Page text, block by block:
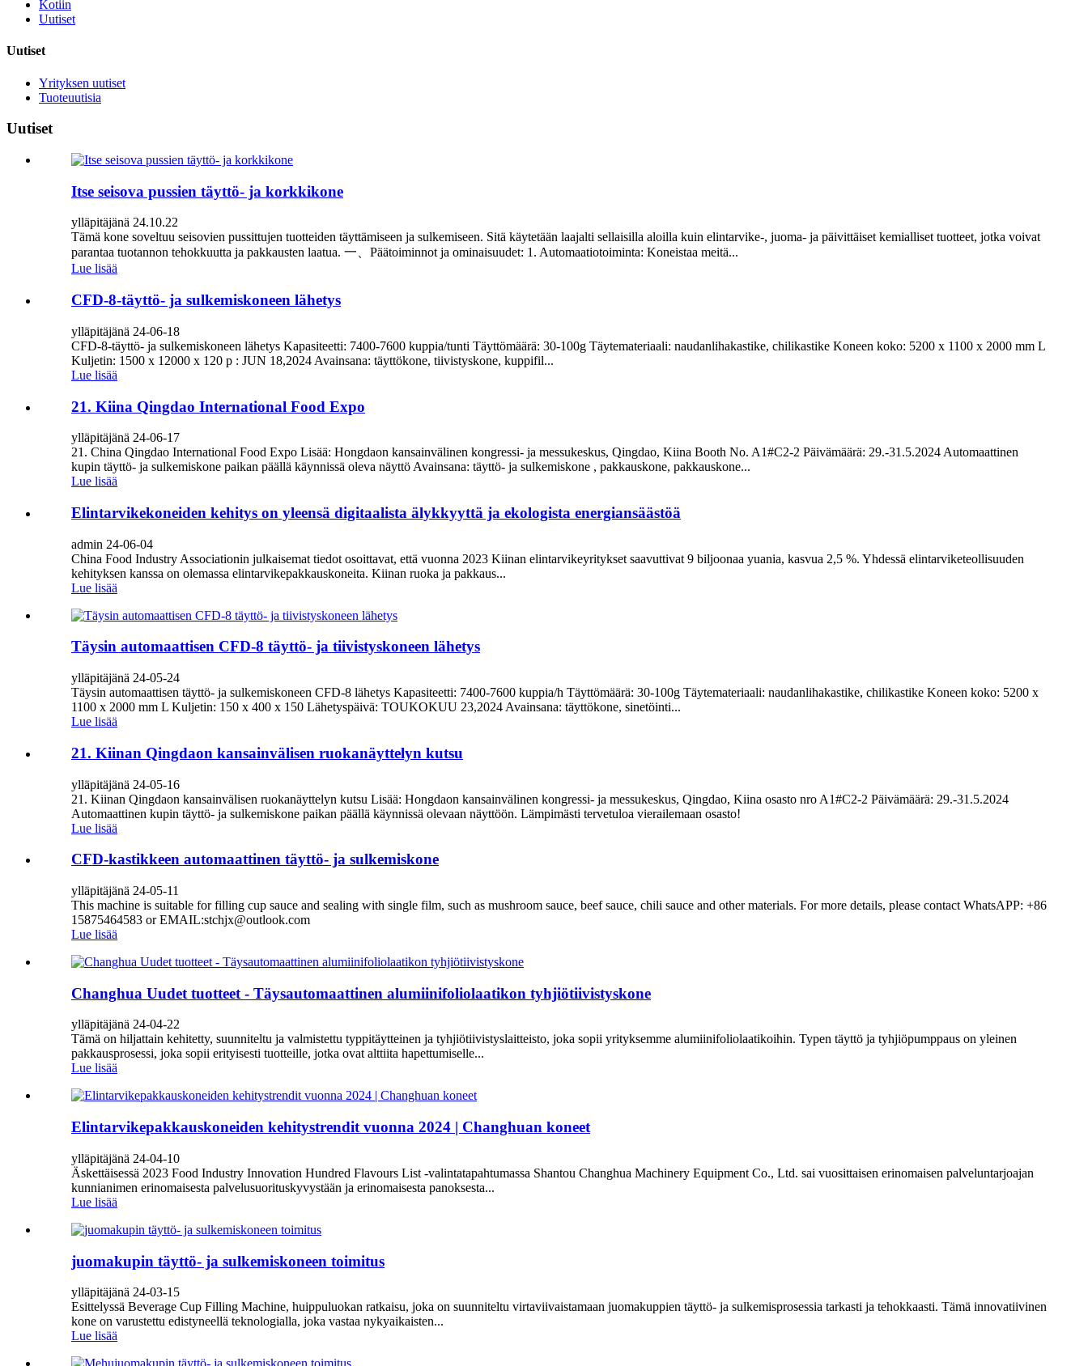
Kotiin
Uutiset
Uutiset
Yrityksen uutiset
Tuoteuutisia
Uutiset
Itse seisova pussien täyttö- ja korkkikone
ylläpitäjänä 24.10.22
Tämä kone soveltuu seisovien pussittujen tuotteiden täyttämiseen ja sulkemiseen. Sitä käytetään laajalti sellaisilla aloilla kuin elintarvike-, juoma- ja päivittäiset kemialliset tuotteet, jotka voivat
parantaa tuotannon tehokkuutta ja pakkausten laatua. 一、Päätoiminnot ja ominaisuudet: 1. Automaatiotoiminta: Koneistaa meitä...
Lue lisää
CFD-8-täyttö- ja sulkemiskoneen lähetys
ylläpitäjänä 24-06-18
CFD-8-täyttö- ja sulkemiskoneen lähetys Kapasiteetti: 7400-7600 kuppia/tunti Täyttömäärä: 30-100g Täytemateriaali: naudanlihakastike, chilikastike Koneen koko: 5200 x 1100 x 2000 mm L
Kuljetin: 1500 x 12000 x 120 p : JUN 18,2024 Avainsana: täyttökone, tiivistyskone, kuppifil...
Lue lisää
21. Kiina Qingdao International Food Expo
ylläpitäjänä 24-06-17
21. China Qingdao International Food Expo Lisää: Hongdaon kansainvälinen kongressi- ja messukeskus, Qingdao, Kiina Booth No. A1#C2-2 Päivämäärä: 29.-31.5.2024 Automaattinen
kupin täyttö- ja sulkemiskone paikan päällä käynnissä oleva näyttö Avainsana: täyttö- ja sulkemiskone , pakkauskone, pakkauskone...
Lue lisää
Elintarvikekoneiden kehitys on yleensä digitaalista älykkyyttä ja ekologista energiansäästöä
admin 24-06-04
China Food Industry Associationin julkaisemat tiedot osoittavat, että vuonna 2023 Kiinan elintarvikeyritykset saavuttivat 9 biljoonaa yuania, kasvua 2,5 %. Yhdessä elintarviketeollisuuden
kehityksen kanssa on olemassa elintarvikepakkauskoneita. Kiinan ruoka ja pakkaus...
Lue lisää
Täysin automaattisen CFD-8 täyttö- ja tiivistyskoneen lähetys
ylläpitäjänä 24-05-24
Täysin automaattisen täyttö- ja sulkemiskoneen CFD-8 lähetys Kapasiteetti: 7400-7600 kuppia/h Täyttömäärä: 30-100g Täytemateriaali: naudanlihakastike, chilikastike Koneen koko: 5200 x
1100 x 2000 mm L Kuljetin: 150 x 400 x 150 Lähetyspäivä: TOUKOKUU 23,2024 Avainsana: täyttökone, sinetöinti...
Lue lisää
21. Kiinan Qingdaon kansainvälisen ruokanäyttelyn kutsu
ylläpitäjänä 24-05-16
21. Kiinan Qingdaon kansainvälisen ruokanäyttelyn kutsu Lisää: Hongdaon kansainvälinen kongressi- ja messukeskus, Qingdao, Kiina osasto nro A1#C2-2 Päivämäärä: 29.-31.5.2024
Automaattinen kupin täyttö- ja sulkemiskone paikan päällä käynnissä olevaan näyttöön. Lämpimästi tervetuloa vierailemaan osasto!
Lue lisää
CFD-kastikkeen automaattinen täyttö- ja sulkemiskone
ylläpitäjänä 24-05-11
This machine is suitable for filling cup sauce and sealing with single film, such as mushroom sauce, beef sauce, chili sauce and other materials. For more details, please contact WhatsAPP: +86
15875464583 or EMAIL:stchjx@outlook.com
Lue lisää
Changhua Uudet tuotteet - Täysautomaattinen alumiinifoliolaatikon tyhjiötiivistyskone
ylläpitäjänä 24-04-22
Tämä on hiljattain kehitetty, suunniteltu ja valmistettu typpitäytteinen ja tyhjiötiivistyslaitteisto, joka sopii yrityksemme alumiinifoliolaatikoihin. Typen täyttö ja tyhjiöpumppaus on yleinen
pakkausprosessi, joka sopii erityisesti tuotteille, jotka ovat alttiita hapettumiselle...
Lue lisää
Elintarvikepakkauskoneiden kehitystrendit vuonna 2024 | Changhuan koneet
ylläpitäjänä 24-04-10
Äskettäisessä 2023 Food Industry Innovation Hundred Flavours List -valintatapahtumassa Shantou Changhua Machinery Equipment Co., Ltd. sai vuosittaisen erinomaisen palveluntarjoajan
kunnianimen erinomaisesta palvelusuorituskyvystään ja erinomaisesta panoksesta...
Lue lisää
juomakupin täyttö- ja sulkemiskoneen toimitus
ylläpitäjänä 24-03-15
Esittelyssä Beverage Cup Filling Machine, huippuluokan ratkaisu, joka on suunniteltu virtaviivaistamaan juomakuppien täyttö- ja sulkemisprosessia tarkasti ja tehokkaasti. Tämä innovatiivinen
kone on varustettu edistyneellä teknologialla, joka vastaa nykyaikaisten...
Lue lisää